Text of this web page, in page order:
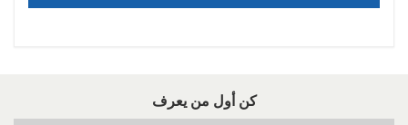
كن أول من يعرف